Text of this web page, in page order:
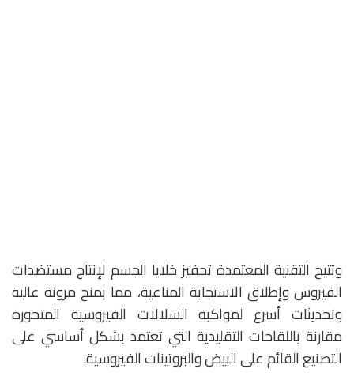
وتتيح التقنية المعتمدة تحفيز خلايا الجسم لإنتاج مستضدات
الفيروس وإطلاق الاستجابة المناعية، مما يمنح مرونة عالية
وتحديثات أسرع لمواكبة السلالات الفيروسية المتحورة
مقارنة باللقاحات التقليدية التي تعتمد بشكل أساسي على
التصنيع القائم على البيض والبروتينات الفيروسية.